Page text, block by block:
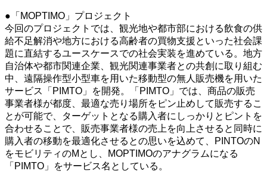
●「MOPTIMO」プロジェクト
今回のプロジェクトでは、観光地や都市部における飲食の供
給不足解消や地方における高齢者の買物支援といった社会課
題に直結するユースケースでの社会実装を進めている。地方
自治体や都市関連企業、観光関連事業者との共創に取り組む
中、遠隔操作型小型車を用いた移動型の無人販売機を用いた
サービス「PIMTO」を開発。「PIMTO」では、商品の販売
事業者様が都度、最適な売り場所をピン止めして販売するこ
とが可能で、ターゲットとなる購入者にしっかりとピントを
合わせることで、販売事業者様の売上を向上させると同時に
購入者の移動を最適化させるとの思いを込めて、PINTOのN
をモビリティのMとし、MOPTIMOのアナグラムになる
「PIMTO」をサービス名としている。